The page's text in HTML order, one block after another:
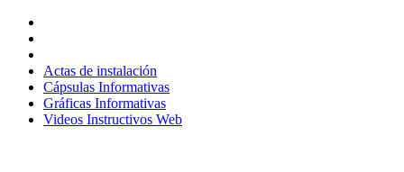
contenido
Actas de instalación
Cápsulas Informativas
Gráficas Informativas
Videos Instructivos Web